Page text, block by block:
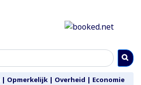
| Opmerkelijk | Overheid | Economie